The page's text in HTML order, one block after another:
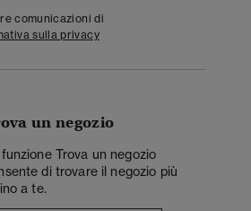
comunicazioni di
sulla privacy
un negozio
Trova un negozio
di trovare il negozio più
a te.